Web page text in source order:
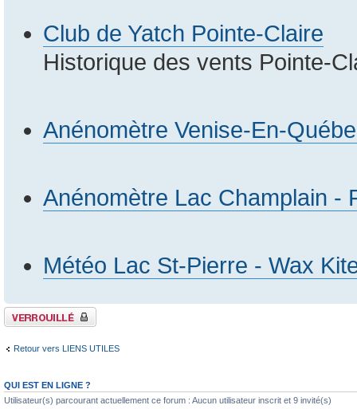
Club de Yatch Pointe-Claire
Historique des vents Pointe-
Anénomètre Venise-En-
Anénomètre Lac Champlain -
Météo Lac St-Pierre - Wax
Sujet verrouillé
Retour vers LIENS UTILES
QUI EST EN LIGNE ?
Utilisateur(s) parcourant actuellement ce forum : Aucun utilisateur inscrit et 9 invité(s)